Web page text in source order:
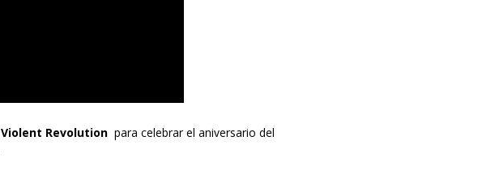
Violent Revolution para celebrar el aniversario del